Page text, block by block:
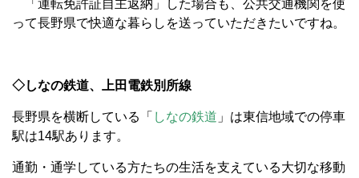
「運転免許証自主返納」した場合も、公共交通機関を使
って長野県で快適な暮らしを送っていただきたいですね。
◇しなの鉄道、上田電鉄別所線
長野県を横断している「 しなの鉄道 」は東信地域での停車
駅は14駅あります。
通勤・通学している方たちの生活を支えている大切な移動